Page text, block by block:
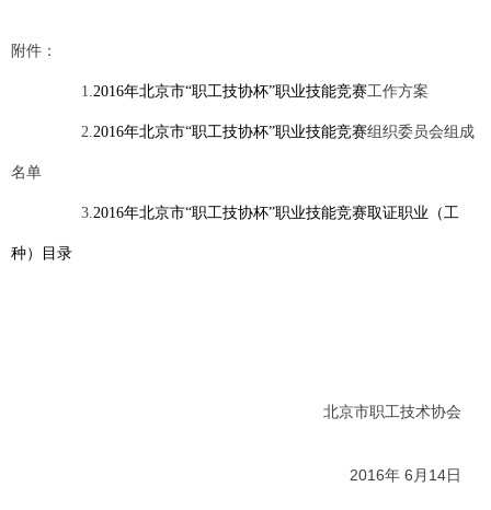
附件：
1.2016年北京市“职工技协杯”职业技能竞赛工作方案
2.2016年北京市“职工技协杯”职业技能竞赛组织委员会组成
名单
3.2016年北京市“职工技协杯”职业技能竞赛取证职业（工
种）目录
北京市职工技术协会
2016年 6 月 14 日